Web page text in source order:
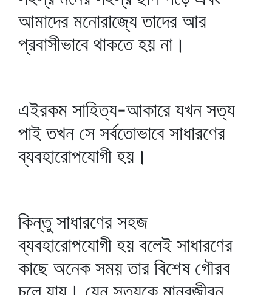
আমাদের মনোরাজ্যে তাদের আর
প্রবাসীভাবে থাকতে হয় না।
এইরকম সাহিত্য-আকারে যখন সত্য
পাই তখন সে সর্বতোভাবে সাধারণের
ব্যবহারোপযোগী হয়।
কিন্তু সাধারণের সহজ
ব্যবহারোপযোগী হয় বলেই সাধারণের
কাছে অনেক সময় তার বিশেষ গৌরব